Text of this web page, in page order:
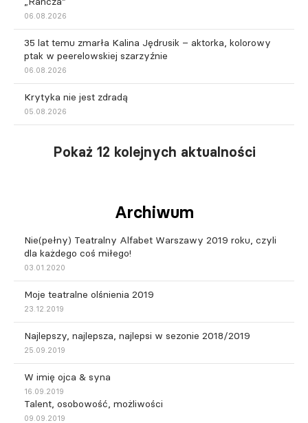
06.08.2026
35 lat temu zmarła Kalina Jędrusik – aktorka, kolorowy
ptak w peerelowskiej szarzyźnie
06.08.2026
Krytyka nie jest zdradą
05.08.2026
Pokaż 12 kolejnych aktualności
Archiwum
Nie(pełny) Teatralny Alfabet Warszawy 2019 roku, czyli
dla każdego coś miłego!
03.01.2020
Moje teatralne olśnienia 2019
23.12.2019
Najlepszy, najlepsza, najlepsi w sezonie 2018/2019
25.09.2019
W imię ojca & syna
16.09.2019
Talent, osobowość, możliwości
09.09.2019